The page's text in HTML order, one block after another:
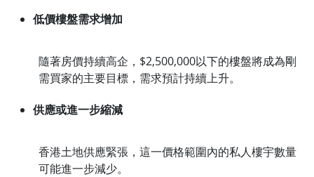
低價樓盤需求增加
隨著房價持續高企，$2,500,000以下的樓盤將成為剛
需買家的主要目標，需求預計持續上升。
供應或進一步縮減
香港土地供應緊張，這一價格範圍內的私人樓宇數量
可能進一步減少。